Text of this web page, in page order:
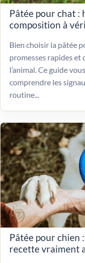
Pâtée pour chat
composition à
Bien choisir la pâtée
promesses rapides et
l’animal. Ce guide
comprendre les
routine...
Pâtée pour chien
recette vraiment